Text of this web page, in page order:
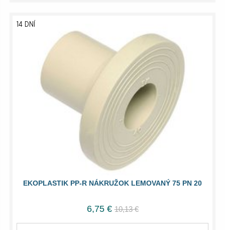
EKOPLASTIK PP-R NÁKRUŽOK LEMOVANÝ 75 PN 20
14 DNÍ
6,75 € 10,13 €